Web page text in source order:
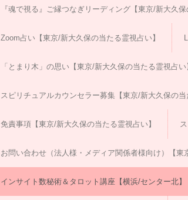
『魂で視る』ご縁つなぎリーディング【東京/新大久保
Zoom占い【東京/新大久保の当たる霊視占い】
「とまり木」の思い【東京/新大久保の当たる霊視占い
スピリチュアルカウンセラー募集【東京/新大久保の当
免責事項【東京/新大久保の当たる霊視占い】
お問い合わせ（法人様・メディア関係者様向け）【東
インサイト数秘術＆タロット講座【横浜/センター北】